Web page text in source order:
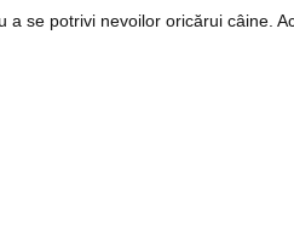
se potrivi nevoilor oricărui câine.